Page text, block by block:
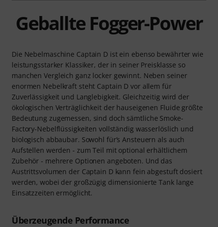
Geballte Fogger-Power
Die Nebelmaschine Captain D ist ein ebenso bewährter wie
leistungsstarker Klassiker, der in seiner Preisklasse so
manchen Vergleich ganz locker gewinnt. Neben seiner
enormen Nebelkraft steht Captain D vor allem für
Zuverlässigkeit und Langlebigkeit. Gleichzeitig wird der
ökologischen Verträglichkeit der hauseigenen Fluide größte
Bedeutung zugemessen, sind doch sämtliche Smoke-
Factory-Nebelflüssigkeiten vollständig wasserlöslich und
biologisch abbaubar. Sowohl für’s Ansteuern als auch
Aufstellen werden - zum Teil mit optional erhältlichem
Zubehör - mehrere Optionen angeboten. Und das
Austrittsvolumen der Captain D kann fein abgestuft dosiert
werden, wobei der großzügig dimensionierte Tank lange
Einsatzzeiten ermöglicht.
Überzeugende Performance